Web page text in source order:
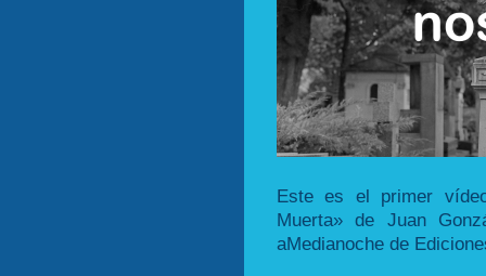
Este es el primer
Muerta» de Juan
aMedianoche de